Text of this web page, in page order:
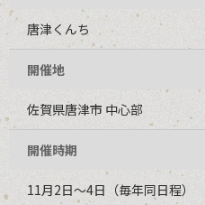
唐津くんち
開催地
佐賀県唐津市 中心部
開催時期
11月2日～4日（毎年同日程）